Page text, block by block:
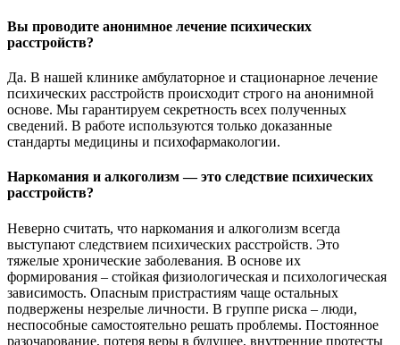
Вы проводите анонимное лечение психических
расстройств?
Да. В нашей клинике амбулаторное и стационарное лечение
психических расстройств происходит строго на анонимной
основе. Мы гарантируем секретность всех полученных
сведений. В работе используются только доказанные
стандарты медицины и психофармакологии.
Наркомания и алкоголизм — это следствие психических
расстройств?
Неверно считать, что наркомания и алкоголизм всегда
выступают следствием психических расстройств. Это
тяжелые хронические заболевания. В основе их
формирования – стойкая физиологическая и психологическая
зависимость. Опасным пристрастиям чаще остальных
подвержены незрелые личности. В группе риска – люди,
неспособные самостоятельно решать проблемы. Постоянное
разочарование, потеря веры в будущее, внутренние протесты